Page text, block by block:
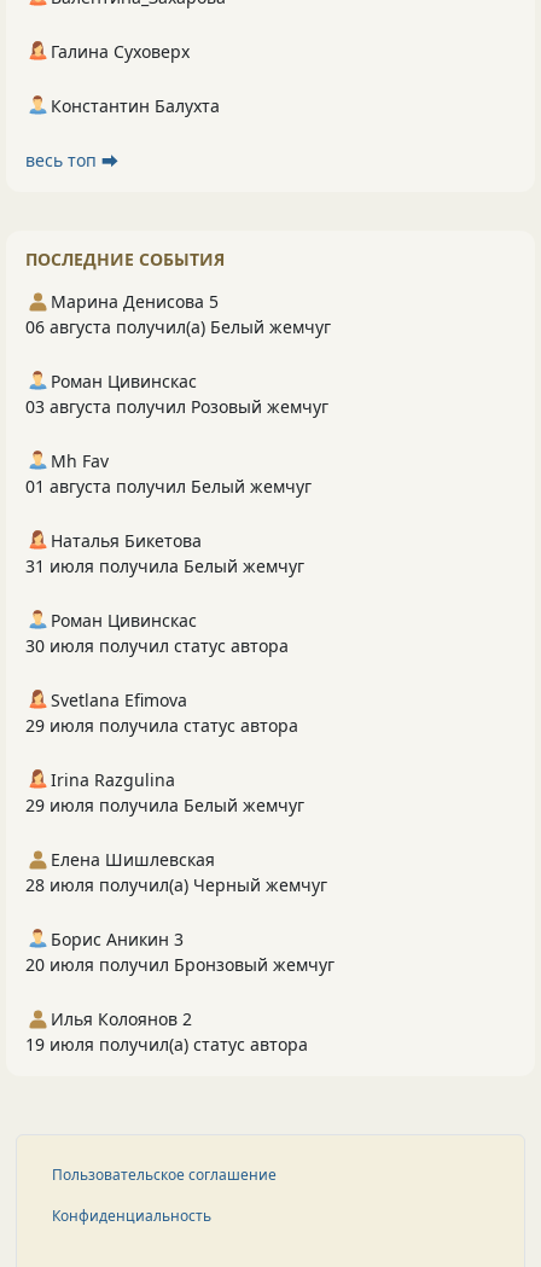
Галина Суховерх
Константин Балухта
весь топ ⮕
ПОСЛЕДНИЕ СОБЫТИЯ
Марина Денисова 5
06 августа получил(а) Белый жемчуг
Роман Цивинскас
03 августа получил Розовый жемчуг
Mh Fav
01 августа получил Белый жемчуг
Наталья Бикетова
31 июля получила Белый жемчуг
Роман Цивинскас
30 июля получил статус автора
Svetlana Efimova
29 июля получила статус автора
Irina Razgulina
29 июля получила Белый жемчуг
Елена Шишлевская
28 июля получил(а) Черный жемчуг
Борис Аникин 3
20 июля получил Бронзовый жемчуг
Илья Колоянов 2
19 июля получил(а) статус автора
Пользовательское соглашение
Конфиденциальность